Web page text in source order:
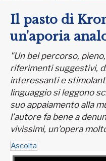
Il pasto di
un'aporia
"Un bel percorso,
riferimenti suggestivi,
interessanti e
linguaggio si leggono
suo appaiamento alla
l’autore fa bene a
vivissimi, un’opera
Ascolta